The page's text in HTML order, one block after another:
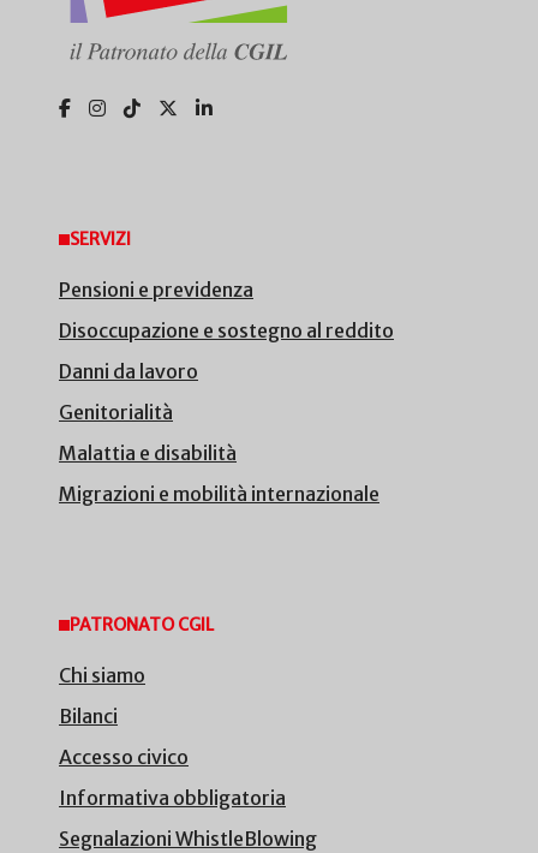
SERVIZI
Pensioni e previdenza
Disoccupazione e sostegno al reddito
Danni da lavoro
Genitorialità
Malattia e disabilità
Migrazioni e mobilità internazionale
PATRONATO CGIL
Chi siamo
Bilanci
Accesso civico
Informativa obbligatoria
Segnalazioni WhistleBlowing